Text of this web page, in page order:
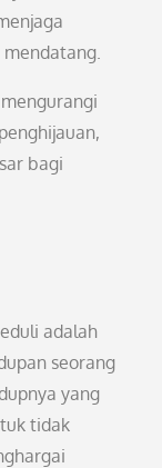
bagi
adalah
seorang
yang
tidak